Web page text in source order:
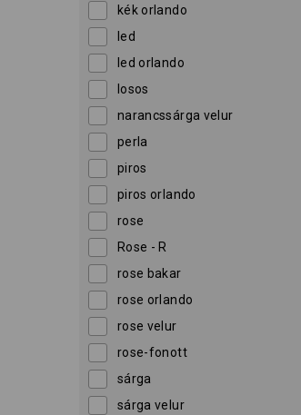
kék orlando
led
led orlando
losos
narancssárga velur
perla
piros
piros orlando
rose
Rose - R
rose bakar
rose orlando
rose velur
rose-fonott
sárga
sárga velur